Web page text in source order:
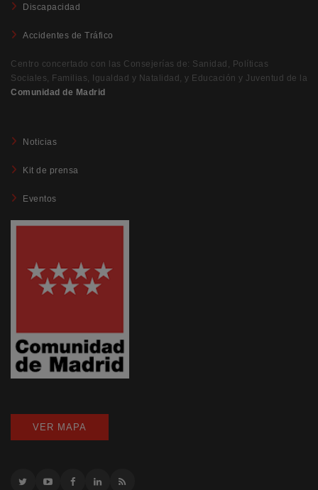
Discapacidad
Accidentes de Tráfico
Centro concertado con las Consejerías de: Sanidad, Políticas
Sociales, Familias, Igualdad y Natalidad, y Educación y Juventud de la
Comunidad de Madrid
Noticias
Kit de prensa
Eventos
VER MAPA